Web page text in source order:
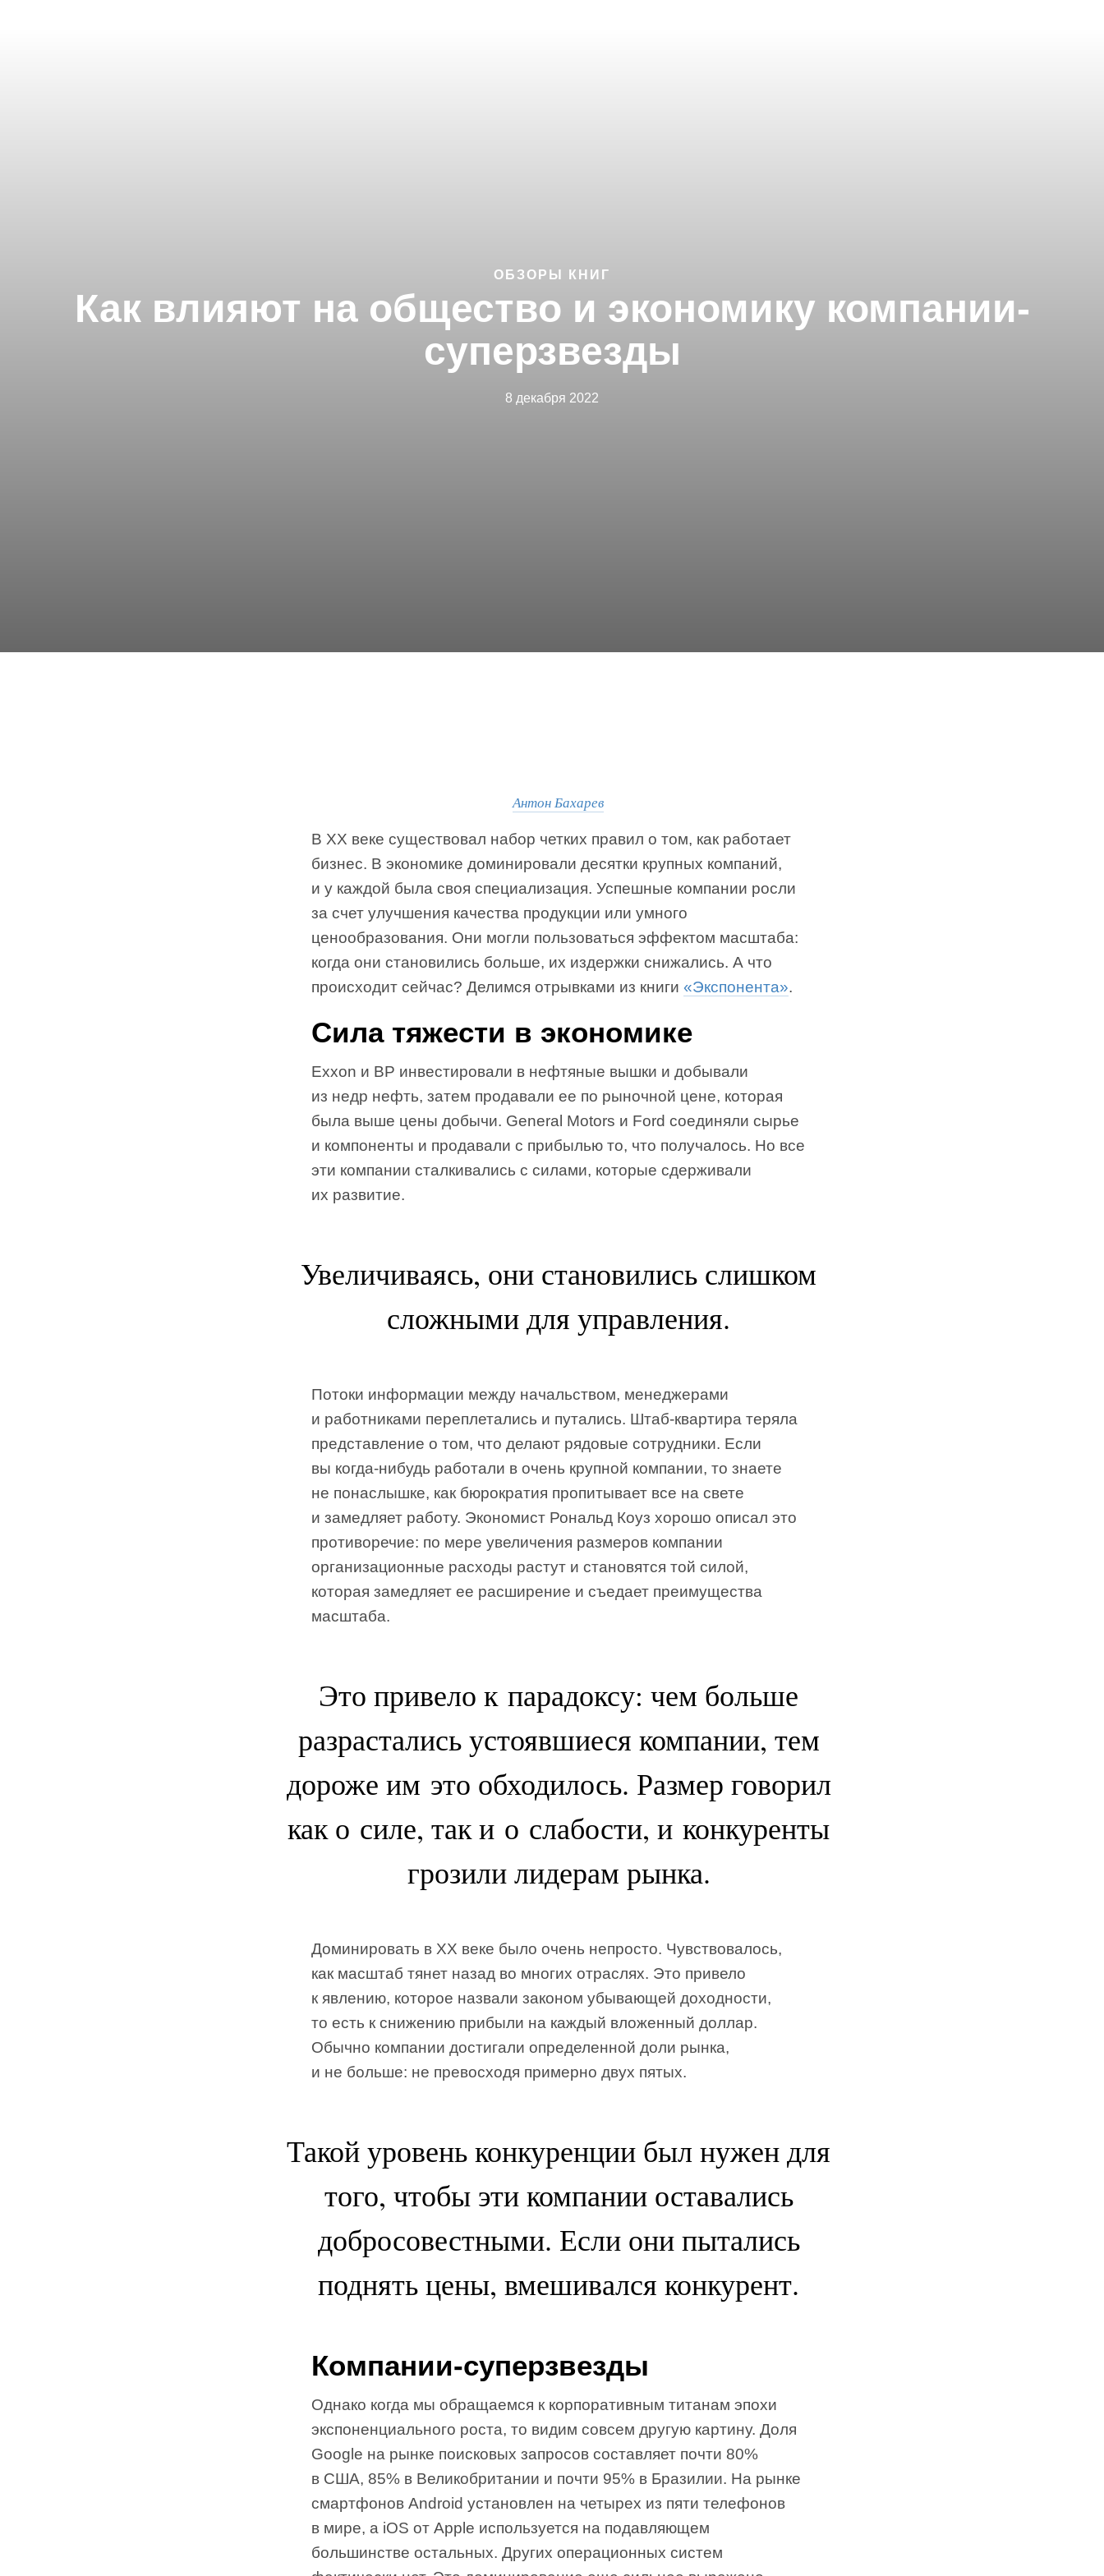
ОБЗОРЫ КНИГ
Как влияют на общество и экономику компании-
суперзвезды
8 декабря 2022
Антон Бахарев
В XX веке существовал набор четких правил о том, как работает
бизнес. В экономике доминировали десятки крупных компаний,
и у каждой была своя специализация. Успешные компании росли
за счет улучшения качества продукции или умного
ценообразования. Они могли пользоваться эффектом масштаба:
когда они становились больше, их издержки снижались. А что
происходит сейчас? Делимся отрывками из книги «Экспонента».
Сила тяжести в экономике
Exxon и BP инвестировали в нефтяные вышки и добывали
из недр нефть, затем продавали ее по рыночной цене, которая
была выше цены добычи. General Motors и Ford соединяли сырье
и компоненты и продавали с прибылью то, что получалось. Но все
эти компании сталкивались с силами, которые сдерживали
их развитие.
Увеличиваясь, они становились слишком
сложными для управления.
Потоки информации между начальством, менеджерами
и работниками переплетались и путались. Штаб-квартира теряла
представление о том, что делают рядовые сотрудники. Если
вы когда-нибудь работали в очень крупной компании, то знаете
не понаслышке, как бюрократия пропитывает все на свете
и замедляет работу. Экономист Рональд Коуз хорошо описал это
противоречие: по мере увеличения размеров компании
организационные расходы растут и становятся той силой,
которая замедляет ее расширение и съедает преимущества
масштаба.
Это привело к парадоксу: чем больше
разрастались устоявшиеся компании, тем
дороже им это обходилось. Размер говорил
как о силе, так и о слабости, и конкуренты
грозили лидерам рынка.
Доминировать в XX веке было очень непросто. Чувствовалось,
как масштаб тянет назад во многих отраслях. Это привело
к явлению, которое назвали законом убывающей доходности,
то есть к снижению прибыли на каждый вложенный доллар.
Обычно компании достигали определенной доли рынка,
и не больше: не превосходя примерно двух пятых.
Такой уровень конкуренции был нужен для
того, чтобы эти компании оставались
добросовестными. Если они пытались
поднять цены, вмешивался конкурент.
Компании-суперзвезды
Однако когда мы обращаемся к корпоративным титанам эпохи
экспоненциального роста, то видим совсем другую картину. Доля
Google на рынке поисковых запросов составляет почти 80%
в США, 85% в Великобритании и почти 95% в Бразилии. На рынке
смартфонов Android установлен на четырех из пяти телефонов
в мире, а iOS от Apple используется на подавляющем
большинстве остальных. Других операционных систем